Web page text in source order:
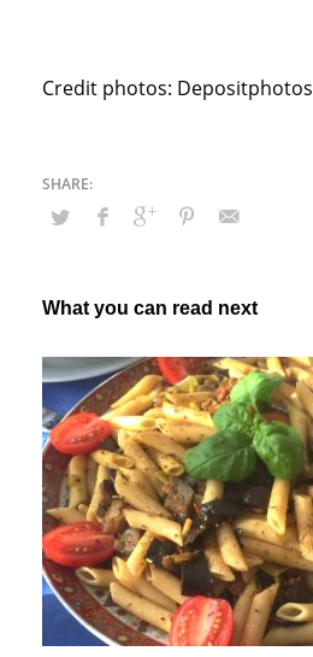
Credit photos: Depositphotos
What you can read next